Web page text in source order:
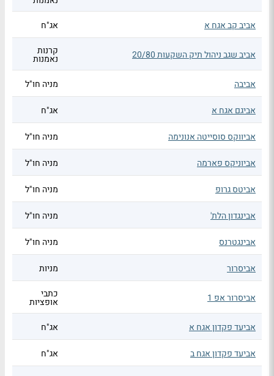
אביב קב אגח א
אג"ח
אביב שגב ניהול תיק השקעות 20/80 קרנות
נאמנות
אביבה
מניה חו"ל
אביגם אגח א אג"ח
אביווקס סוסייטה אנונימה מניה חו"ל
אביוניקס פארמה מניה חו"ל
אביטס גרופ מניה חו"ל
אבינגדון הלת' מניה חו"ל
אבינגטרנס מניה חו"ל
אביסרור מניות
אביסרור אפ 1 כתבי
אופציות
אביעד פקדון אגח א
אג"ח
אביעד פקדון אגח ב אג"ח